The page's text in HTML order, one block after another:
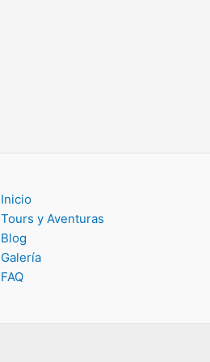
Inicio
Tours y Aventuras
Blog
Galería
FAQ